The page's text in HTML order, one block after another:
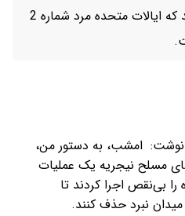
رئیس جمهور آمریکا مدعی شد که ایالات متحده مرد شماره 2
نوشت: امشب، به دستور من،
مسلح نیجریه یک عملیات
را بی‌نقص اجرا کردند تا
نبرد حذف کنند.